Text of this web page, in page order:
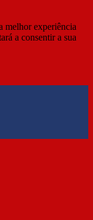
melhor experiência
a consentir a sua